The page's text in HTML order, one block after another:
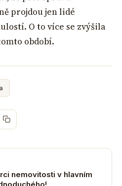
projdou jen lidé
O to více se zvýšila
období.
nemovitosti v hlavním